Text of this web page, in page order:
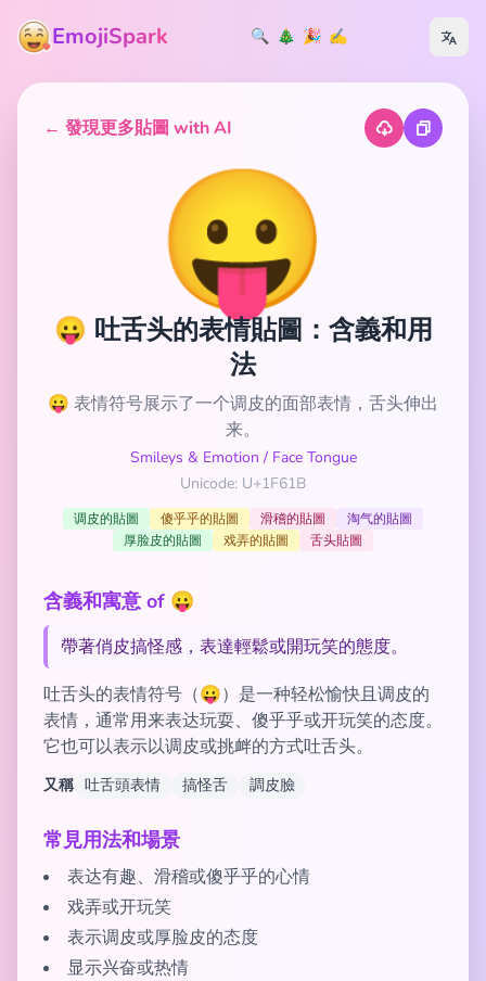
EmojiSpark 🔍 🎄 🎉 ✍️
← 發現更多貼圖 with AI
😛
😛 吐舌头的表情貼圖：含義和用
法
😛 表情符号展示了一个调皮的面部表情，舌头伸出
来。
Smileys & Emotion / Face Tongue
Unicode: U+1F61B
调皮的貼圖 傻乎乎的貼圖 滑稽的貼圖
淘气的貼圖
厚脸皮的貼圖
戏弄的貼圖 舌头貼圖
含義和寓意 of 😛
帶著俏皮搞怪感，表達輕鬆或開玩笑的態度。
吐舌头的表情符号（😛）是一种轻松愉快且调皮的
表情，通常用来表达玩耍、傻乎乎或开玩笑的态度。
它也可以表示以调皮或挑衅的方式吐舌头。
又稱 吐舌頭表情 搞怪舌 調皮臉
常見用法和場景
表达有趣、滑稽或傻乎乎的心情
戏弄或开玩笑
表示调皮或厚脸皮的态度
显示兴奋或热情